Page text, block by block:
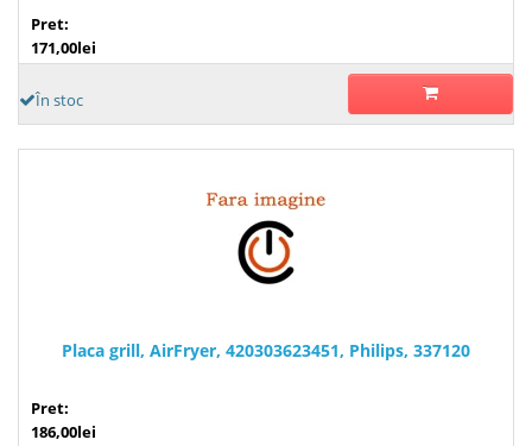
Pret:
171,00lei
În stoc
Placa grill, AirFryer, 420303623451, Philips, 337120
Pret:
186,00lei